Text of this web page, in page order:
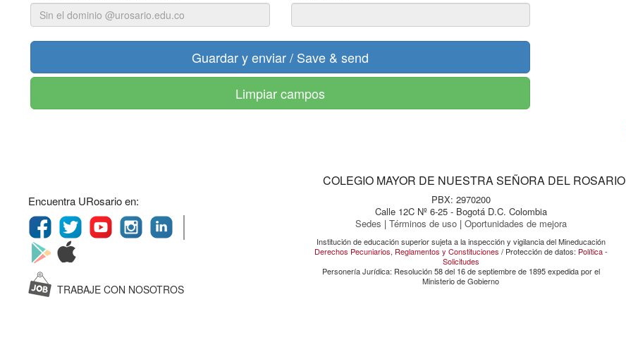
Limpiar campos
COLEGIO MAYOR DE NUESTRA SEÑORA DEL ROSARIO
Encuentra URosario en:
TRABAJE CON NOSOTROS
PBX: 2970200
Calle 12C Nº 6-25 - Bogotá D.C. Colombia
Sedes | Términos de uso | Oportunidades de mejora
Institución de educación superior sujeta a la inspección y vigilancia del Mineducación
Derechos Pecuniarios, Reglamentos y Constituciones / Protección de datos: Política-
Solicitudes
Personería Jurídica: Resolución 58 del 16 de septiembre de 1895 expedida por el
Ministerio de Gobierno